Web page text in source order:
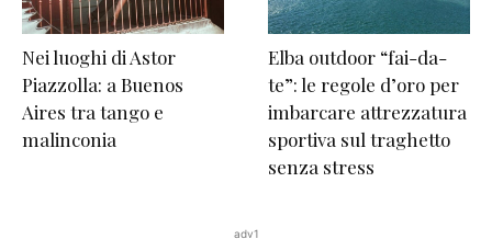
Nei luoghi di Astor
Piazzolla: a Buenos
Aires tra tango e
malinconia
Elba outdoor “fai-da-
te”: le regole d’oro per
imbarcare attrezzatura
sportiva sul traghetto
senza stress
adv1